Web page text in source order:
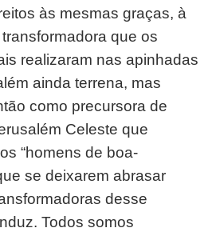
às mesmas graças, à
que os
realizaram nas apinhadas
ainda terrena, mas
como precursora de
Celeste que
“homens de boa-
se deixarem abrasar
desse
Todos somos